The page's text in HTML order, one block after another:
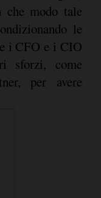
che modo tale
le
i CFO e i CIO
sforzi, come
per avere